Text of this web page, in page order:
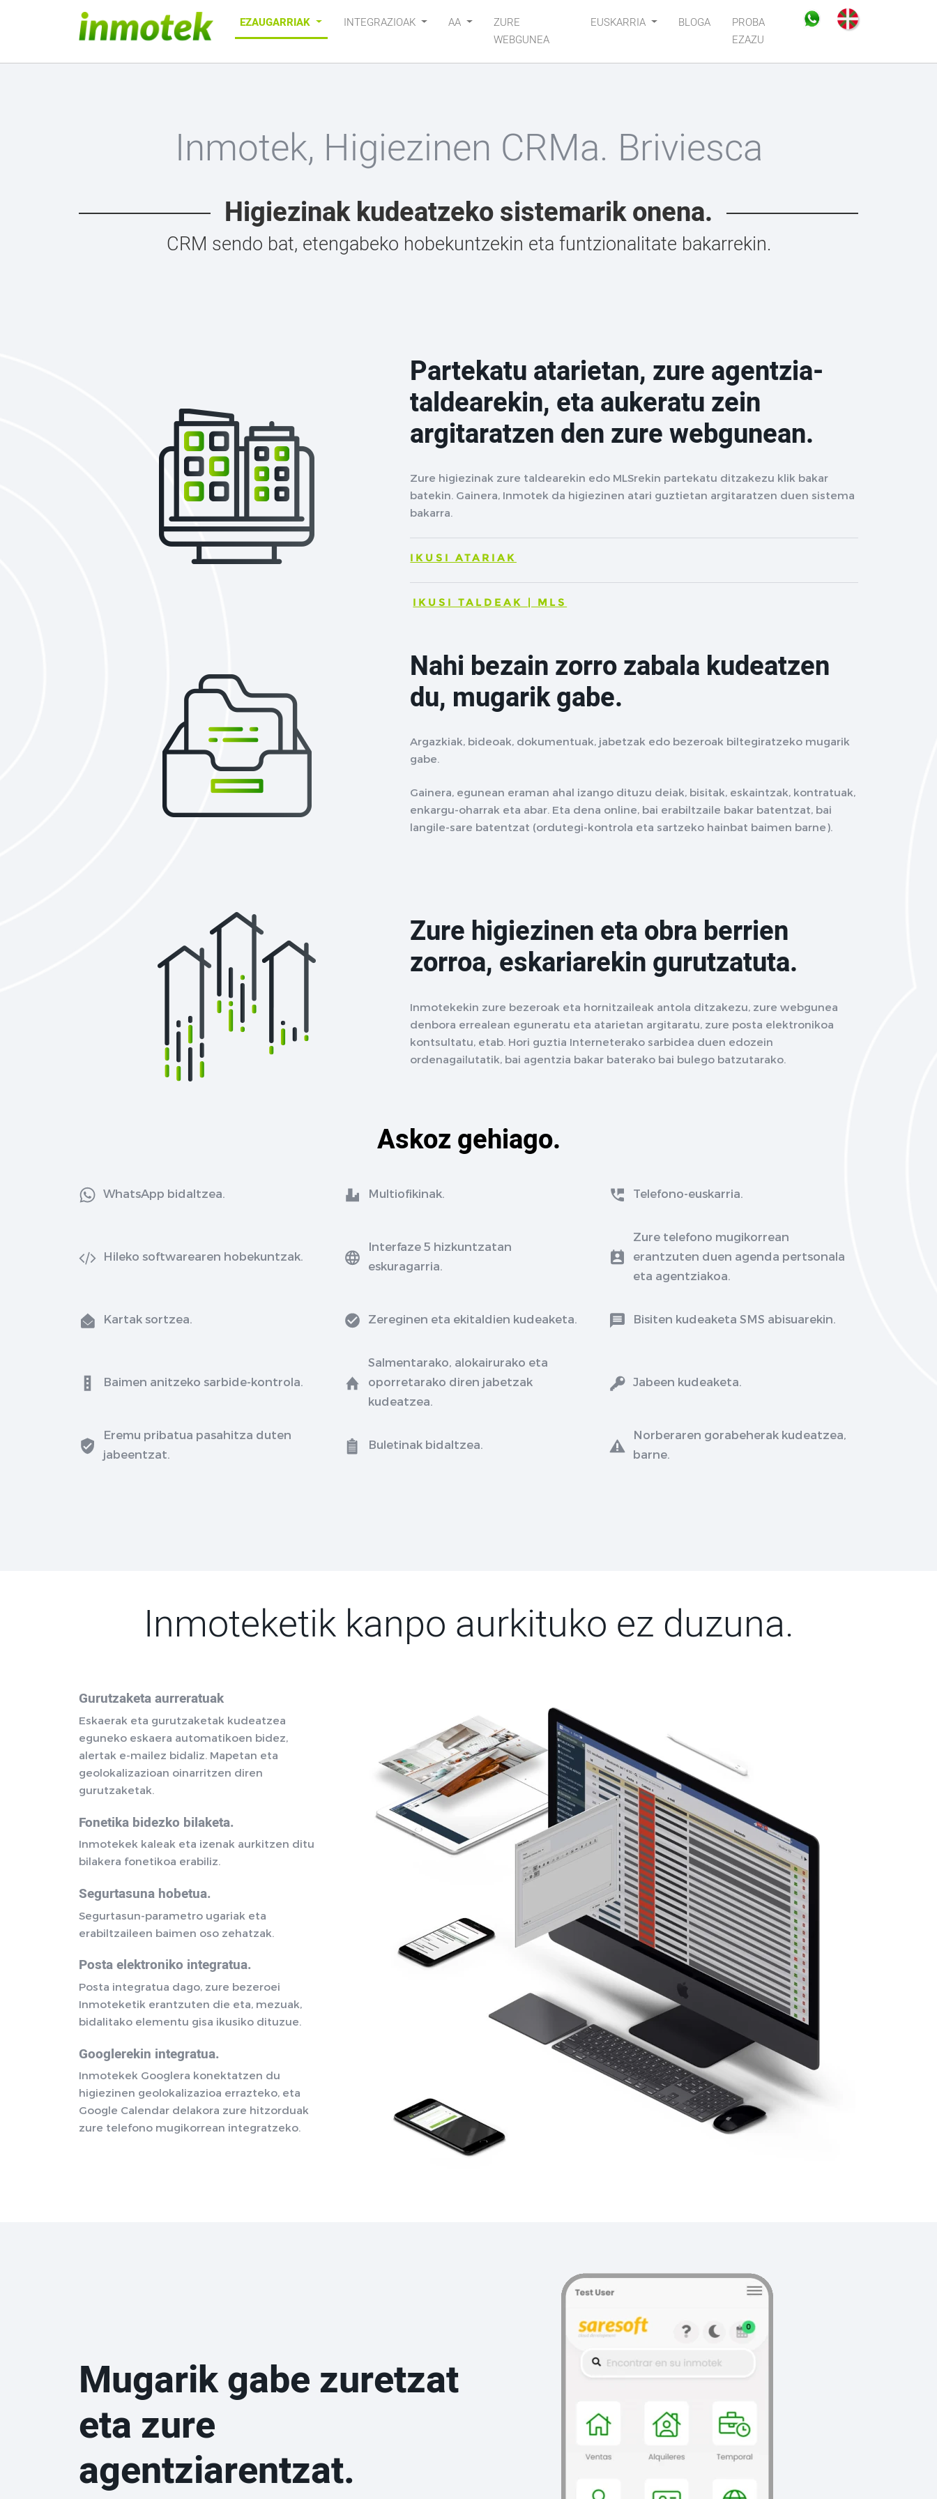
EZAUGARRIAK INTEGRAZIOAK AA
ZURE
WEBGUNEA
EUSKARRIA BLOGA
PROBA
EZAZU
Inmotek, Higiezinen CRMa. Briviesca
Higiezinak kudeatzeko sistemarik onena.
CRM sendo bat, etengabeko hobekuntzekin eta funtzionalitate bakarrekin.
Partekatu atarietan, zure agentzia-
taldearekin, eta aukeratu zein
argitaratzen den zure webgunean.
Zure higiezinak zure taldearekin edo MLSrekin partekatu ditzakezu klik bakar
batekin. Gainera, Inmotek da higiezinen atari guztietan argitaratzen duen sistema
bakarra.
IKUSI ATARIAK
IKUSI TALDEAK | MLS
Nahi bezain zorro zabala kudeatzen
du, mugarik gabe.
Argazkiak, bideoak, dokumentuak, jabetzak edo bezeroak biltegiratzeko mugarik
gabe.
Gainera, egunean eraman ahal izango dituzu deiak, bisitak, eskaintzak, kontratuak,
enkargu-oharrak eta abar. Eta dena online, bai erabiltzaile bakar batentzat, bai
langile-sare batentzat (ordutegi-kontrola eta sartzeko hainbat baimen barne).
Zure higiezinen eta obra berrien
zorroa, eskariarekin gurutzatuta.
Inmotekekin zure bezeroak eta hornitzaileak antola ditzakezu, zure webgunea
denbora errealean eguneratu eta atarietan argitaratu, zure posta elektronikoa
kontsultatu, etab. Hori guztia Interneterako sarbidea duen edozein
ordenagailutatik, bai agentzia bakar baterako bai bulego batzutarako.
Askoz gehiago.
WhatsApp bidaltzea. Multiofikinak. Telefono-euskarria.
Hileko softwarearen hobekuntzak.
Interfaze 5 hizkuntzatan
eskuragarria.
Zure telefono mugikorrean
erantzuten duen agenda pertsonala
eta agentziakoa.
Kartak sortzea. Zereginen eta ekitaldien kudeaketa. Bisiten kudeaketa SMS abisuarekin.
Baimen anitzeko sarbide-kontrola.
Salmentarako, alokairurako eta
oporretarako diren jabetzak
kudeatzea.
Jabeen kudeaketa.
Eremu pribatua pasahitza duten
jabeentzat.
Buletinak bidaltzea.
Norberaren gorabeherak kudeatzea,
barne.
Inmoteketik kanpo aurkituko ez duzuna.
Gurutzaketa aurreratuak
Eskaerak eta gurutzaketak kudeatzea
eguneko eskaera automatikoen bidez,
alertak e-mailez bidaliz. Mapetan eta
geolokalizazioan oinarritzen diren
gurutzaketak.
Fonetika bidezko bilaketa.
Inmotekek kaleak eta izenak aurkitzen ditu
bilakera fonetikoa erabiliz.
Segurtasuna hobetua.
Segurtasun-parametro ugariak eta
erabiltzaileen baimen oso zehatzak.
Posta elektroniko integratua.
Posta integratua dago, zure bezeroei
Inmoteketik erantzuten die eta, mezuak,
bidalitako elementu gisa ikusiko dituzue.
Googlerekin integratua.
Inmotekek Googlera konektatzen du
higiezinen geolokalizazioa errazteko, eta
Google Calendar delakora zure hitzorduak
zure telefono mugikorrean integratzeko.
Mugarik gabe zuretzat
eta zure
agentziarentzat.